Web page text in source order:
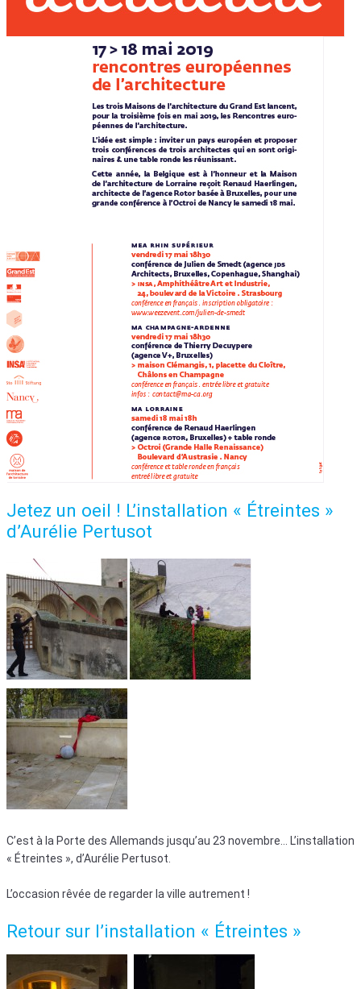
Jetez un oeil ! L’installation « Étreintes »
d’Aurélie Pertusot
C’est à la Porte des Allemands jusqu’au 23 novembre… L’installation
« Étreintes », d’Aurélie Pertusot.
L’occasion rêvée de regarder la ville autrement !
Retour sur l’installation « Étreintes »